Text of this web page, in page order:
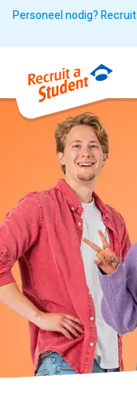
Personeel nodig?